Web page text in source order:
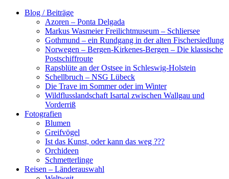
Zum
Blog / Beiträge
Azoren – Ponta Delgada
Markus Wasmeier Freilichtmuseum – Schliersee
Gothmund – ein Rundgang in der alten Fischersiedlung
Norwegen – Bergen-Kirkenes-Bergen – Die klassische
Postschiffroute
Rapsblüte an der Ostsee in Schleswig-Holstein
Schellbruch – NSG Lübeck
Die Trave im Sommer oder im Winter
Wildflusslandschaft Isartal zwischen Wallgau und
Vorderriß
Fotografien
Blumen
Greifvögel
Ist das Kunst, oder kann das weg ???
Orchideen
Schmetterlinge
Reisen – Länderauswahl